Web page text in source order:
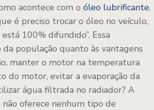
acontece com o óleo lubrificante.
é preciso trocar o óleo no veículo,
100% difundido”. Essa
população quanto às vantagens
manter o motor na temperatura
do motor, evitar a evaporação da
água filtrada no radiador? A
oferece nenhum tipo de